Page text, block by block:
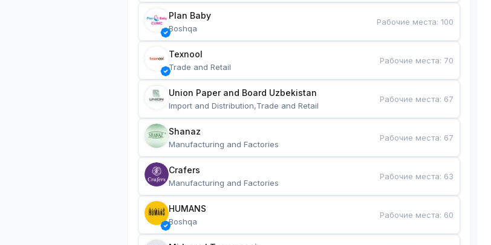
Plan Baby
Boshqa
Рабочие места:100
Texnool
Trade and Retail
Рабочие места: 70
Union Paper and Board Uzbekistan
Import and Distribution,Trade and Retail
Рабочие места: 67
Shanaz
Manufacturing and Factories
Рабочие места: 67
Crafers
Manufacturing and Factories
Рабочие места: 63
HUMANS
Boshqa
Рабочие места: 60